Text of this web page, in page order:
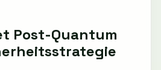
Post-Quantum